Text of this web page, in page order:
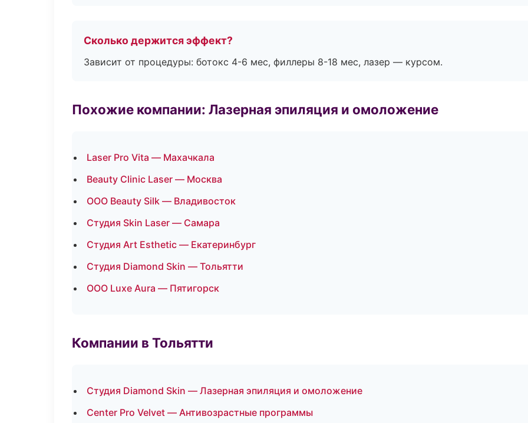
Сколько держится эффект?
Зависит от процедуры: ботокс 4-6 мес, филлеры 8-18 мес, лазер — курсом.
Похожие компании: Лазерная эпиляция и омоложение
Laser Pro Vita — Махачкала
Beauty Clinic Laser — Москва
ООО Beauty Silk — Владивосток
Студия Skin Laser — Самара
Студия Art Esthetic — Екатеринбург
Студия Diamond Skin — Тольятти
ООО Luxe Aura — Пятигорск
Компании в Тольятти
Студия Diamond Skin — Лазерная эпиляция и омоложение
Center Pro Velvet — Антивозрастные программы